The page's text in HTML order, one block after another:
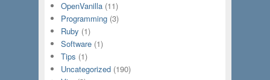
OpenVanilla(11)
Programming(3)
Ruby (1)
Software(1)
Tips (1)
Uncategorized(190)